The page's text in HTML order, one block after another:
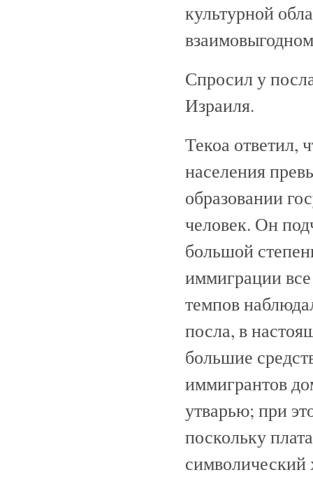
культурной
Спросил у
Израиля.
Текоа ответил,
населения
образовании
человек. Он
большой
иммиграции
темпов
посла, в
большие
иммигрантов
утварью; при
поскольку
символический